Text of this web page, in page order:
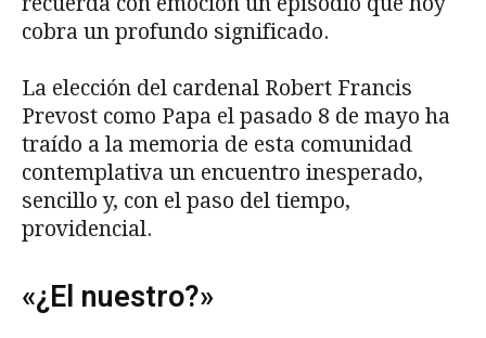
cobra un profundo significado.
La elección del cardenal Robert Francis
Prevost como Papa el pasado 8 de mayo ha
traído a la memoria de esta comunidad
contemplativa un encuentro inesperado,
sencillo y, con el paso del tiempo,
providencial.
«¿El nuestro?»